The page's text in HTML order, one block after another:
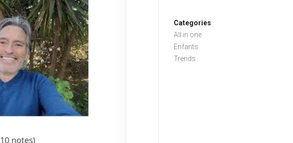
Categories
All in one
Enfants
Trends